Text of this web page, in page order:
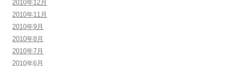
2010年12月
2010年11月
2010年9月
2010年8月
2010年7月
2010年6月